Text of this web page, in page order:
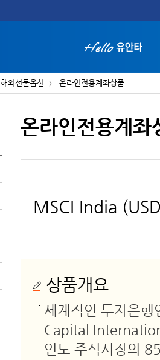
해외선물옵션 온라인전용계좌상품
온라인전용계좌
MSCI India
상품개요
세계적인 투자은
Capital
인도 주식시장의